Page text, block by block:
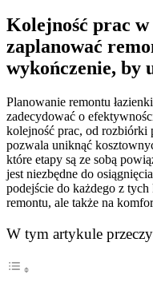
Kolejność prac w
zaplanować
wykończenie, by
Planowanie remontu
zadecydować o
kolejność prac, od rozbiórki
pozwala uniknąć
które etapy są ze sobą
jest niezbędne do
podejście do każdego z
remontu, ale także na
W tym artykule